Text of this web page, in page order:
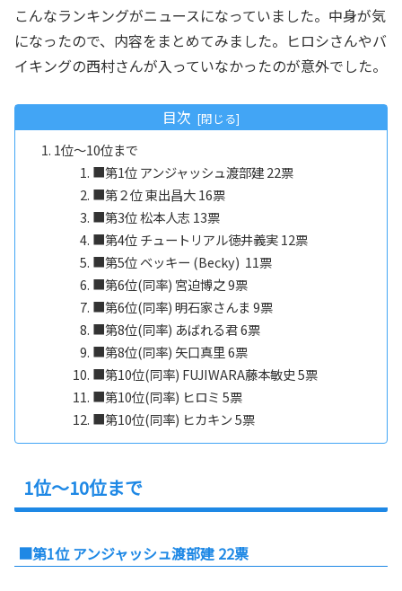
こんなランキングがニュースになっていました。中身が気
になったので、内容をまとめてみました。ヒロシさんやバ
イキングの西村さんが入っていなかったのが意外でした。
目次
1位～10位まで
■第1位 アンジャッシュ渡部建 22票
■第２位 東出昌大 16票
■第3位 松本人志 13票
■第4位 チュートリアル徳井義実 12票
■第5位 ベッキー (Becky) 11票
■第6位(同率) 宮迫博之 9票
■第6位(同率) 明石家さんま 9票
■第8位(同率) あばれる君 6票
■第8位(同率) 矢口真里 6票
■第10位(同率) FUJIWARA藤本敏史 5票
■第10位(同率) ヒロミ 5票
■第10位(同率) ヒカキン 5票
1位～10位まで
■第1位 アンジャッシュ渡部建 22票